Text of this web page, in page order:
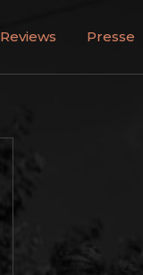
Reviews Presse